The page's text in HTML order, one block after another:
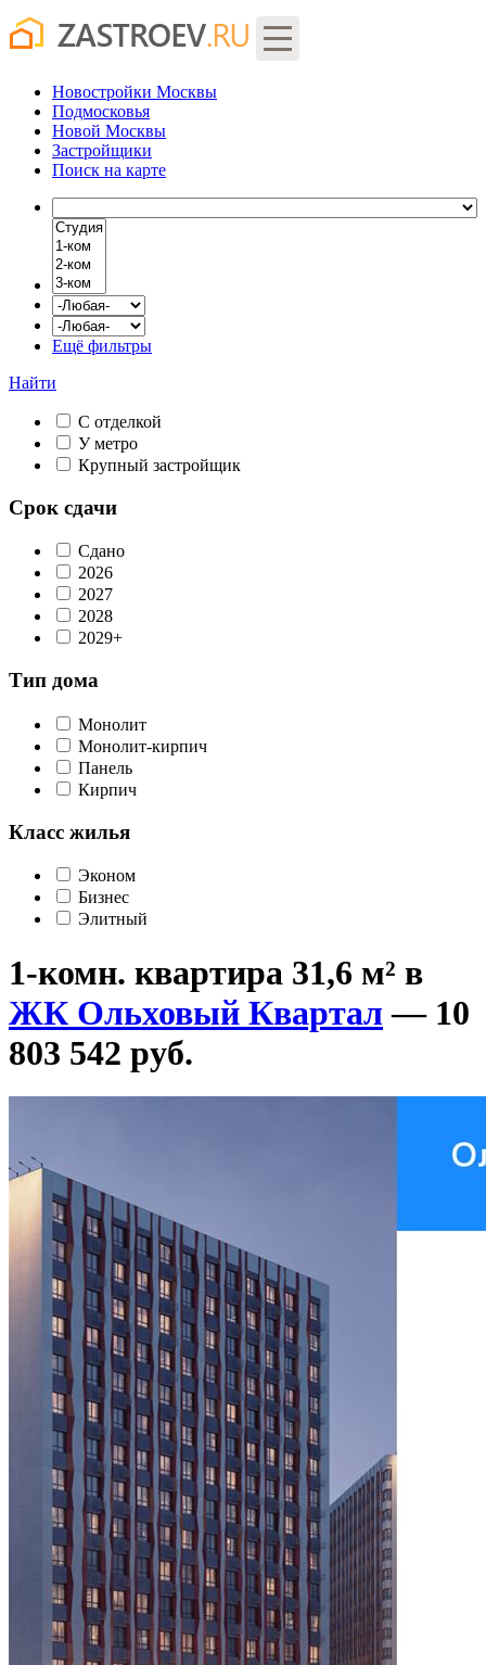
Новостройки Москвы
Подмосковья
Новой Москвы
Застройщики
Поиск на карте
Ещё фильтры
Найти
С отделкой
У метро
Крупный застройщик
Срок сдачи
Сдано
2026
2027
2028
2029+
Тип дома
Монолит
Монолит-кирпич
Панель
Кирпич
Класс жилья
Эконом
Бизнес
Элитный
1-комн. квартира 31,6 м² в
ЖК Ольховый Квартал— 10
803 542 руб.